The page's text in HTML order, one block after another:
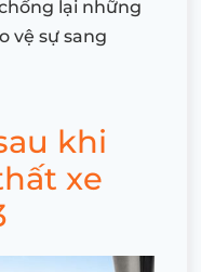
lại những
vệ sự sang
khi
xe